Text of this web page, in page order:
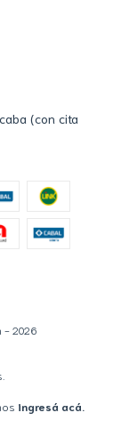
(con cita
- 2026
ingresá acá.